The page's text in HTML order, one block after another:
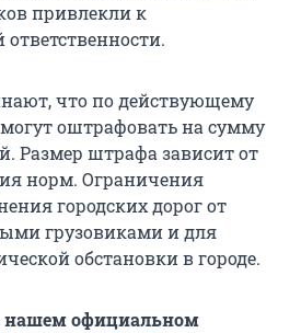
привлекли к
что по действующему
могут оштрафовать на сумму
Размер штрафа зависит от
норм. Ограничения
городских дорог от
грузовиками и для
обстановки в городе.
нашем официальном